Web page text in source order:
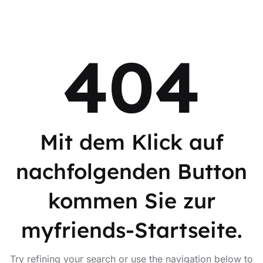
404
Mit dem Klick auf
nachfolgenden Button
kommen Sie zur
myfriends-Startseite.
Try refining your search or use the navigation below to